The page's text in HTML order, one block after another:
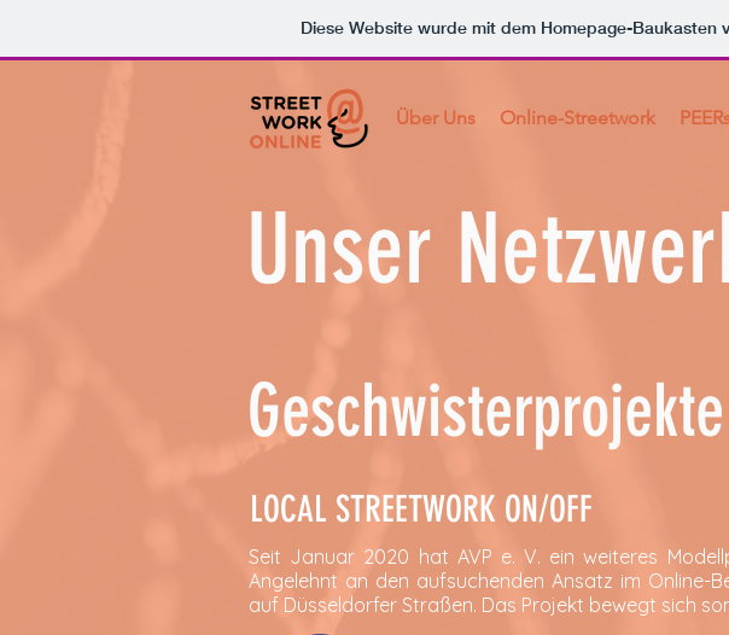
Diese Website wurde mit dem Homepage-Baukasten
Über Uns Online-Streetwork
Unser
Geschwisterprojekte
LOCAL STREETWORK ON/OFF
Seit Januar 2020 hat AVP e. V. ein weiteres
Angelehnt an den aufsuchenden Ansatz im Online-
auf Düsseldorfer Straßen. Das Projekt bewegt sich